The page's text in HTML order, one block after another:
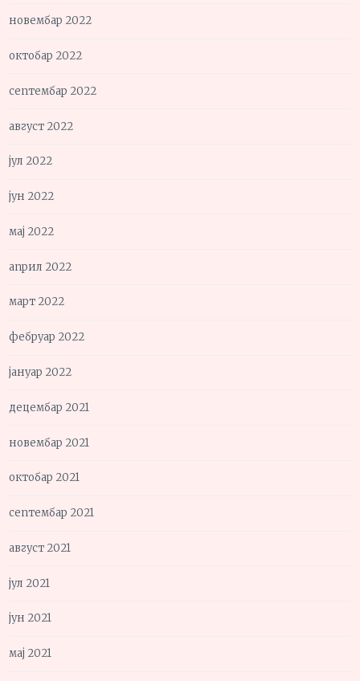
новембар 2022
октобар 2022
септембар 2022
август 2022
јул 2022
јун 2022
мај 2022
април 2022
март 2022
фебруар 2022
јануар 2022
децембар 2021
новембар 2021
октобар 2021
септембар 2021
август 2021
јул 2021
јун 2021
мај 2021